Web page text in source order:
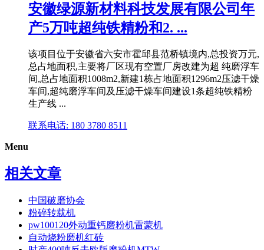
安徽绿源新材料科技发展有限公司年
产5万吨超纯铁精粉和2. ...
该项目位于安徽省六安市霍邱县范桥镇境内,总投资万元,
总占地面积,主要将厂区现有空置厂房改建为超 纯磨浮车
间,总占地面积1008m2,新建1栋占地面积1296m2压滤干燥
车间,超纯磨浮车间及压滤干燥车间建设1条超纯铁精粉
生产线 ...
联系电话: 180 3780 8511
Menu
相关文章
中国破磨协会
粉碎转载机
pw100120外动重钙磨粉机雷蒙机
自动烧粉磨机红砖